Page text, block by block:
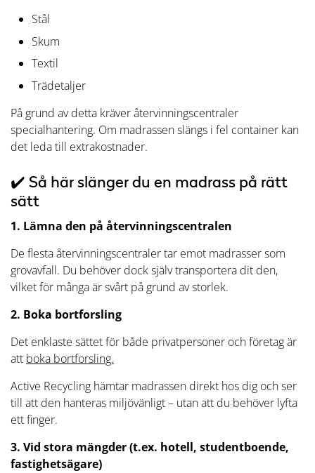
Stål
Skum
Textil
Trädetaljer
På grund av detta kräver återvinningscentraler
specialhantering. Om madrassen slängs i fel container kan
det leda till extrakostnader.
✔️ Så här slänger du en madrass på rätt
sätt
1. Lämna den på återvinningscentralen
De flesta återvinningscentraler tar emot madrasser som
grovavfall. Du behöver dock själv transportera dit den,
vilket för många är svårt på grund av storlek.
2. Boka bortforsling
Det enklaste sättet för både privatpersoner och företag är
att boka bortforsling.
Active Recycling hämtar madrassen direkt hos dig och ser
till att den hanteras miljövänligt – utan att du behöver lyfta
ett finger.
3. Vid stora mängder (t.ex. hotell, studentboende,
fastighetsägare)